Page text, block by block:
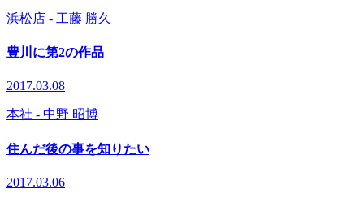
浜松店 - 工藤 勝久
豊川に第2の作品
2017.03.08
本社 - 中野 昭博
住んだ後の事を知りたい
2017.03.06